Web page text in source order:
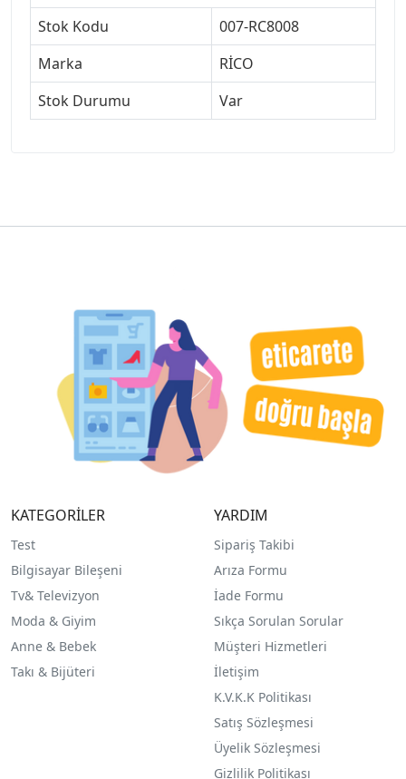
Stok Kodu
007-RC8008
Marka
RİCO
Stok Durumu
Var
KATEGORİLER
Test
Bilgisayar Bileşeni
Tv& Televizyon
Moda & Giyim
Anne & Bebek
Takı & Bijüteri
YARDIM
Sipariş Takibi
Arıza Formu
İade Formu
Sıkça Sorulan Sorular
Müşteri Hizmetleri
İletişim
K.V.K.K Politikası
Satış Sözleşmesi
Üyelik Sözleşmesi
Gizlilik Politikası